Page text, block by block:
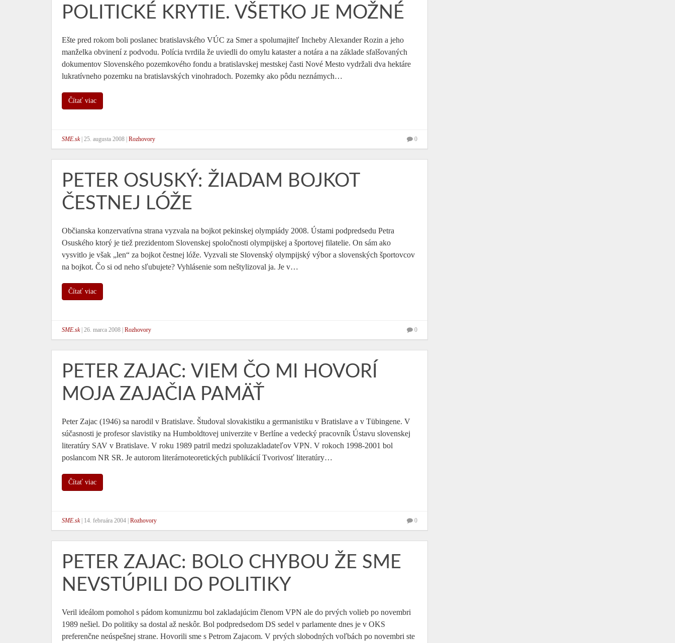
POLITICKÉ KRYTIE. VŠETKO JE MOŽNÉ
Ešte pred rokom boli poslanec bratislavského VÚC za Smer a spolumajiteľ Incheby Alexander Rozin a jeho
manželka obvinení z podvodu. Polícia tvrdila že uviedli do omylu kataster a notára a na základe sfalšovaných
dokumentov Slovenského pozemkového fondu a bratislavskej mestskej časti Nové Mesto vydržali dva hektáre
lukratívneho pozemku na bratislavských vinohradoch. Pozemky ako pôdu neznámych…
Čítať viac
SME.sk| 25. augusta 2008 Rozhovory 0
PETER OSUSKÝ: ŽIADAM BOJKOT
ČESTNEJ LÓŽE
Občianska konzervatívna strana vyzvala na bojkot pekinskej olympiády 2008. Ústami podpredsedu Petra
Osuského ktorý je tiež prezidentom Slovenskej spoločnosti olympijskej a športovej filatelie. On sám ako
vysvitlo je však „len“ za bojkot čestnej lóže. Vyzvali ste Slovenský olympijský výbor a slovenských športovcov
na bojkot. Čo si od neho sľubujete? Vyhlásenie som neštylizoval ja. Je v…
Čítať viac
SME.sk| 26. marca 2008 Rozhovory 0
PETER ZAJAC: VIEM ČO MI HOVORÍ
MOJA ZAJAČIA PAMÄŤ
Peter Zajac (1946) sa narodil v Bratislave. Študoval slovakistiku a germanistiku v Bratislave a v Tübingene. V
súčasnosti je profesor slavistiky na Humboldtovej univerzite v Berlíne a vedecký pracovník Ústavu slovenskej
literatúry SAV v Bratislave. V roku 1989 patril medzi spoluzakladateľov VPN. V rokoch 1998-2001 bol
poslancom NR SR. Je autorom literárnoteoretických publikácií Tvorivosť literatúry…
Čítať viac
SME.sk| 14. februára 2004 Rozhovory 0
PETER ZAJAC: BOLO CHYBOU ŽE SME
NEVSTÚPILI DO POLITIKY
Veril ideálom pomohol s pádom komunizmu bol zakladajúcim členom VPN ale do prvých volieb po novembri
1989 nešiel. Do politiky sa dostal až neskôr. Bol podpredsedom DS sedel v parlamente dnes je v OKS
preferenčne neúspešnej strane. Hovorili sme s Petrom Zajacom. V prvých slobodných voľbách po novembri ste